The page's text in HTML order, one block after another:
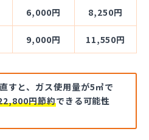
6,000円 8,250円
9,000円 11,550円
すと、ガス使用量が5㎥で
円節約できる可能性